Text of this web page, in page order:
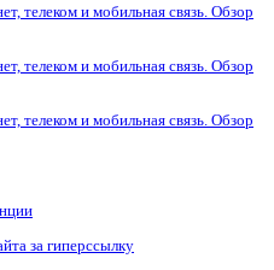
телеком и мобильная связь. Обзор
телеком и мобильная связь. Обзор
телеком и мобильная связь. Обзор
за гиперссылку